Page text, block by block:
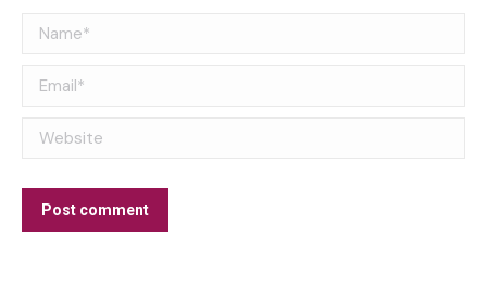
Name *
Email *
Website
Post comment